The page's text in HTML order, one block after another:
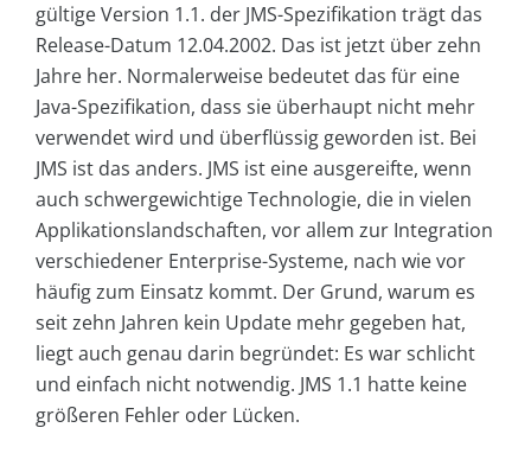
gültige Version 1.1. der JMS-Spezifikation trägt das
Release-Datum 12.04.2002. Das ist jetzt über zehn
Jahre her. Normalerweise bedeutet das für eine
Java-Spezifikation, dass sie überhaupt nicht mehr
verwendet wird und überflüssig geworden ist. Bei
JMS ist das anders. JMS ist eine ausgereifte, wenn
auch schwergewichtige Technologie, die in vielen
Applikationslandschaften, vor allem zur Integration
verschiedener Enterprise-Systeme, nach wie vor
häufig zum Einsatz kommt. Der Grund, warum es
seit zehn Jahren kein Update mehr gegeben hat,
liegt auch genau darin begründet: Es war schlicht
und einfach nicht notwendig. JMS 1.1 hatte keine
größeren Fehler oder Lücken.